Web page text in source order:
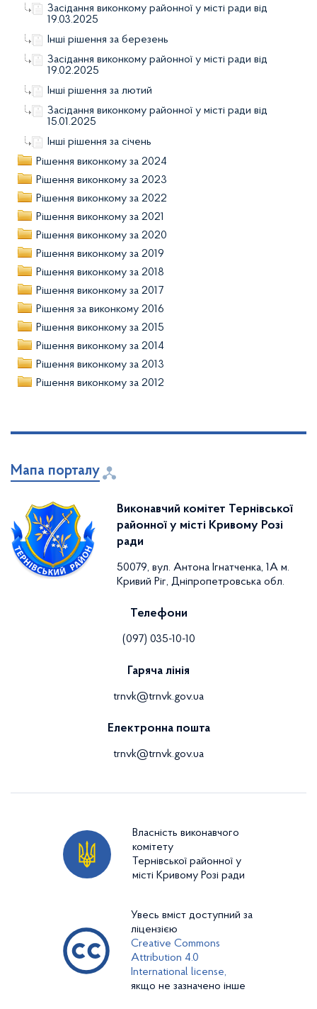
Засідання виконкому районної у місті ради від
19.03.2025
Інші рішення за березень
Засідання виконкому районної у місті ради від
19.02.2025
Інші рішення за лютий
Засідання виконкому районної у місті ради від
15.01.2025
Інші рішення за січень
Рішення виконкому за 2024
Рішення виконкому за 2023
Рішення виконкому за 2022
Рішення виконкому за 2021
Рішення виконкому за 2020
Рішення виконкому за 2019
Рішення виконкому за 2018
Рішення виконкому за 2017
Рішення за виконкому 2016
Рішення виконкому за 2015
Рішення виконкому за 2014
Рішення виконкому за 2013
Рішення виконкому за 2012
Мапа порталу
Виконавчий комітет Тернівської
районної у місті Кривому Розі
ради
50079, вул. Антона Ігнатченка, 1А м.
Кривий Ріг, Дніпропетровська обл.
Телефони
(097) 035-10-10
Гаряча лінія
trnvk@trnvk.gov.ua
Електронна пошта
trnvk@trnvk.gov.ua
Власність виконавчого
комітету
Тернівської районної у
місті Кривому Розі ради
Увесь вміст доступний за
ліцензією
Creative Commons
Attribution 4.0
International license,
якщо не зазначено інше